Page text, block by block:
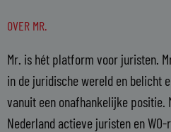
OVER MR.
Mr. is hét platform voor juristen.
in de juridische wereld en belicht
vanuit een onafhankelijke positie.
Nederland actieve juristen en WO-